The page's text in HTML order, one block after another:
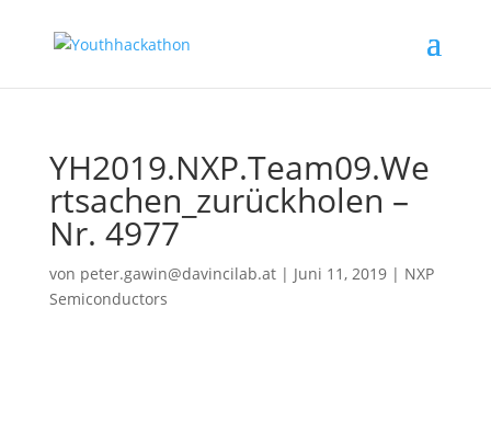
YH2019.NXP.Team09.We
rtsachen_zurückholen –
Nr. 4977
von peter.gawin@davincilab.at| Juni 11, 2019| NXP
Semiconductors